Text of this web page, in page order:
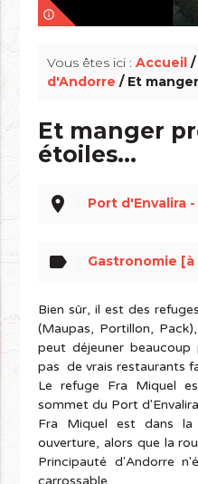
info_outline
Vous êtes ici :Accueil /
d'Andorre / Et
Et manger
étoiles...
place Port d'Envalira
label Gastronomie
Bien sûr, il est des
(Maupas, Portillon,
peut déjeuner
pas de vrais restaurants
Le refuge Fra Miquel
sommet du Port
Fra Miquel est dans la
ouverture, alors que la
Principauté d'Andorre
carrossable.